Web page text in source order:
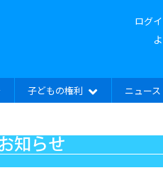
ログ
子どもの権利 ニュー